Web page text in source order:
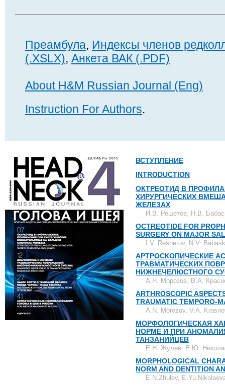
Преамбула, Индексы членов
(.XSLX), Анкета ВАК (.PDF)
About H&M Russian Journal (Eng)
Instruction For Authors.
ВСТУПЛЕНИЕ
INTRODUCTION
ОКТРЕОТИД В
ХИРУРГИЧЕСКИХ
ЖЕЛЕЗАХ
И.В. Решетов, Н.В.
OCTREOTIDE FOR
SURGERY ON MAJOR
I.V. Reshetov, N.V.
АРТРОСКОПИЧЕСКИЕ
ТРАВМАТИЧЕСКИХ
НИЖНЕЧЕЛЮСТНОГО
А.Н. Морозов, В.А.
ARTHROSCOPIC
TRAUMATIC TEMPORO-
A.N. Morozov, V.A.
МОРФОЛОГИЧЕСКАЯ
НОРМЕ И ПРИ
ТАНЗАНИЙЦЕВ
Е.Н. Жулев, Е.Ю.
MORPHOLOGICAL
NORM AND DENTITION
E.N.Zhulev,